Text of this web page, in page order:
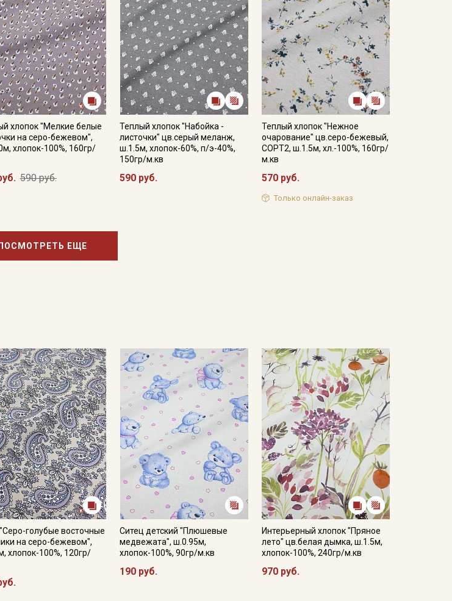
хлопок "Мелкие белые
на серо-бежевом",
хлопок-100%, 160гр/
590 руб.
Теплый хлопок "Набойка -
листочки" цв.серый меланж,
ш.1.5м, хлопок-60%, п/э-40%,
150гр/м.кв
590 руб.
Теплый хлопок "Нежное
очарование" цв.серо-бежевый,
СОРТ2, ш.1.5м, хл.-100%, 160гр/
м.кв
570 руб.
Только онлайн-заказ
ЕЩЕ
голубые восточные
на серо-бежевом",
хлопок-100%, 120гр/
Ситец детский "Плюшевые
медвежата", ш.0.95м,
хлопок-100%, 90гр/м.кв
190 руб.
Интерьерный хлопок "Пряное
лето" цв.белая дымка, ш.1.5м,
хлопок-100%, 240гр/м.кв
970 руб.